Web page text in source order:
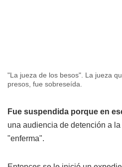
"La jueza de los besos". La jueza
presos, fue sobreseída.
Fue suspendida porque en
una audiencia de detención a
"enferma".